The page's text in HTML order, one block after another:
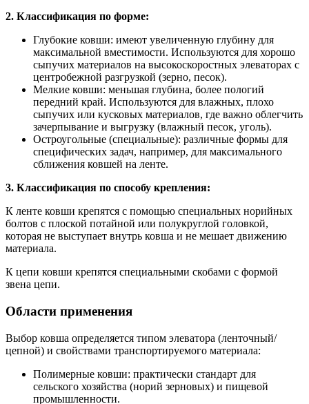
2. Классификация по форме:
Глубокие ковши: имеют увеличенную глубину для
максимальной вместимости. Используются для хорошо
сыпучих материалов на высокоскоростных элеваторах с
центробежной разгрузкой (зерно, песок).
Мелкие ковши: меньшая глубина, более пологий
передний край. Используются для влажных, плохо
сыпучих или кусковых материалов, где важно облегчить
зачерпывание и выгрузку (влажный песок, уголь).
Остроугольные (специальные): различные формы для
специфических задач, например, для максимального
сближения ковшей на ленте.
3. Классификация по способу крепления:
К ленте ковши крепятся с помощью специальных норийных
болтов с плоской потайной или полукруглой головкой,
которая не выступает внутрь ковша и не мешает движению
материала.
К цепи ковши крепятся специальными скобами с формой
звена цепи.
Области применения
Выбор ковша определяется типом элеватора (ленточный/
цепной) и свойствами транспортируемого материала:
Полимерные ковши: практически стандарт для
сельского хозяйства (норий зерновых) и пищевой
промышленности.